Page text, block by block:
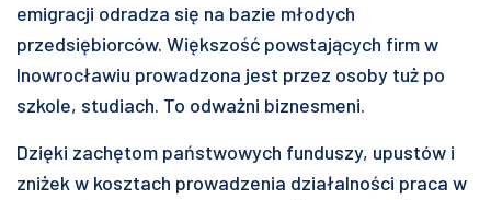
emigracji odradza się na bazie młodych
przedsiębiorców. Większość powstających firm w
Inowrocławiu prowadzona jest przez osoby tuż po
szkole, studiach. To odważni biznesmeni.
Dzięki zachętom państwowych funduszy, upustów i
zniżek w kosztach prowadzenia działalności praca w